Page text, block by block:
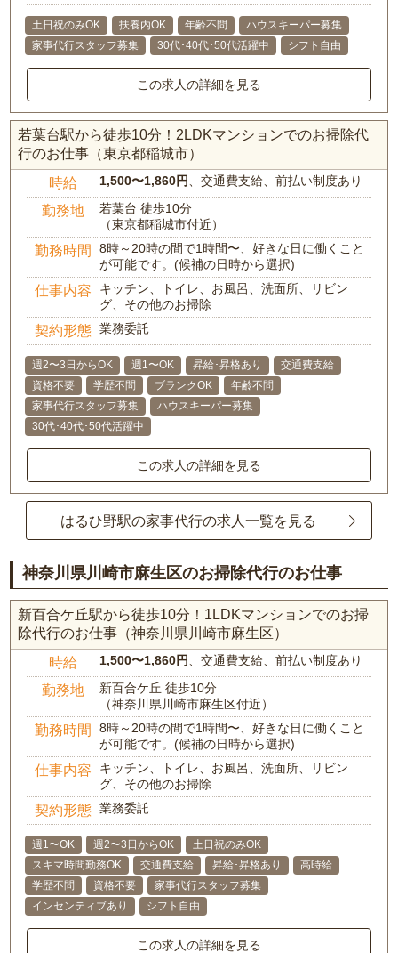
土日祝のみOK 扶養内OK 年齢不問
ハウスキーパー募集
家事代行スタッフ募集
30代･40代･50代活躍中 シフト自由
この求人の詳細を見る
若葉台駅から徒歩10分！2LDKマンションでのお掃除代
行のお仕事（東京都稲城市）
時給 1,500〜1,860円、交通費支給、前払い制度あり
勤務地
若葉台 徒歩10分
（東京都稲城市付近）
勤務時間
8時～20時の間で1時間〜、好きな日に働くこと
が可能です。(候補の日時から選択)
仕事内容
キッチン、トイレ、お風呂、洗面所、リビン
グ、その他のお掃除
契約形態 業務委託
週2〜3日からOK 週1〜OK 昇給･昇格あり
交通費支給
資格不要
学歴不問 ブランクOK
年齢不問
家事代行スタッフ募集
ハウスキーパー募集
30代･40代･50代活躍中
この求人の詳細を見る
はるひ野駅の家事代行の求人一覧を見る
神奈川県川崎市麻生区のお掃除代行のお仕事
新百合ケ丘駅から徒歩10分！1LDKマンションでのお掃
除代行のお仕事（神奈川県川崎市麻生区）
時給 1,500〜1,860円 、交通費支給、前払い制度あり
勤務地
新百合ケ丘 徒歩10分
（神奈川県川崎市麻生区付近）
勤務時間
8時～20時の間で1時間〜、好きな日に働くこと
が可能です。(候補の日時から選択)
仕事内容
キッチン、トイレ、お風呂、洗面所、リビン
グ、その他のお掃除
契約形態 業務委託
週1〜OK 週2〜3日からOK
土日祝のみOK
スキマ時間勤務OK
交通費支給 昇給･昇格あり
高時給
学歴不問
資格不要
家事代行スタッフ募集
インセンティブあり
シフト自由
この求人の詳細を見る